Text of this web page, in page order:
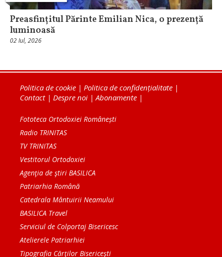
Preasfințitul Părinte Emilian Nica, o prezență
luminoasă
02 Iul, 2026
Politica de cookie | Politica de confidențialitate |
Contact| Despre noi | Abonamente |
Fototeca Ortodoxiei Românești
Radio TRINITAS
TV TRINITAS
Vestitorul Ortodoxiei
Agenţia de ştiri BASILICA
Patriarhia Română
Catedrala Mântuirii Neamului
BASILICA Travel
Serviciul de Colportaj Bisericesc
Atelierele Patriarhiei
Tipografia Cărţilor Bisericeşti